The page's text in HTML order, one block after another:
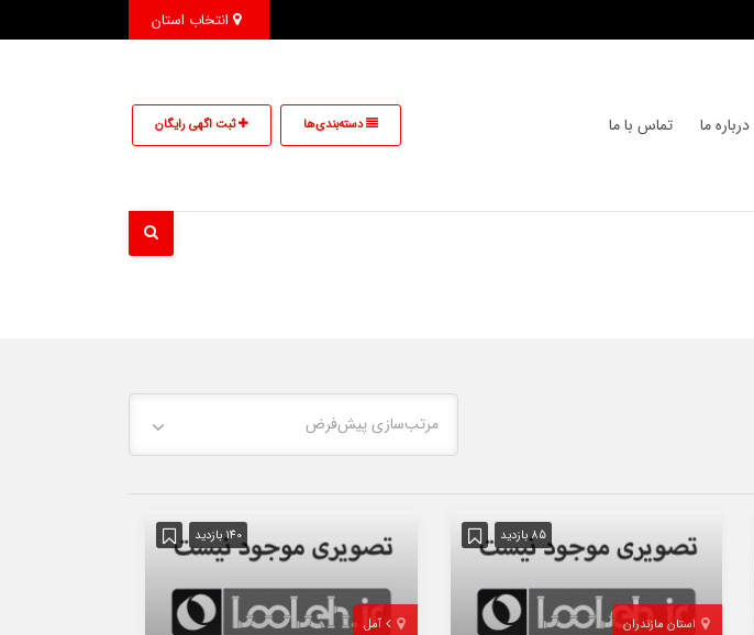
درباره ما تماس با ما دسته‌بندی‌ها ثبت اگهی رایگان
مرتب‌سازی پیش‌فرض
85 بازدید
استان مازندران
140 بازدید
آمل